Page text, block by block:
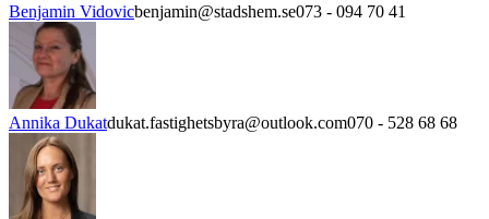
Benjamin Vidovicbenjamin@stadshem.se073 - 094 70 41
Annika Dukatdukat.fastighetsbyra@outlook.com070 - 528 68 68